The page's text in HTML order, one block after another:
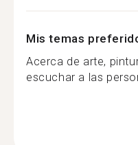
Mis temas
Acerca de arte,
escuchar a las